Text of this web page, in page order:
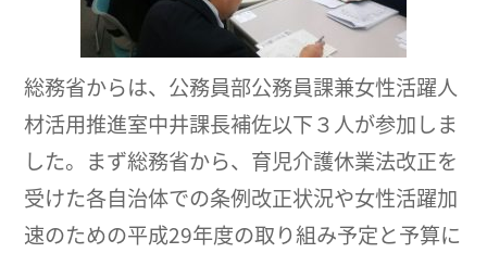
総務省からは、公務員部公務員課兼女性活躍人
材活用推進室中井課長補佐以下３人が参加しま
した。まず総務省から、育児介護休業法改正を
受けた各自治体での条例改正状況や女性活躍加
速のための平成29年度の取り組み予定と予算に